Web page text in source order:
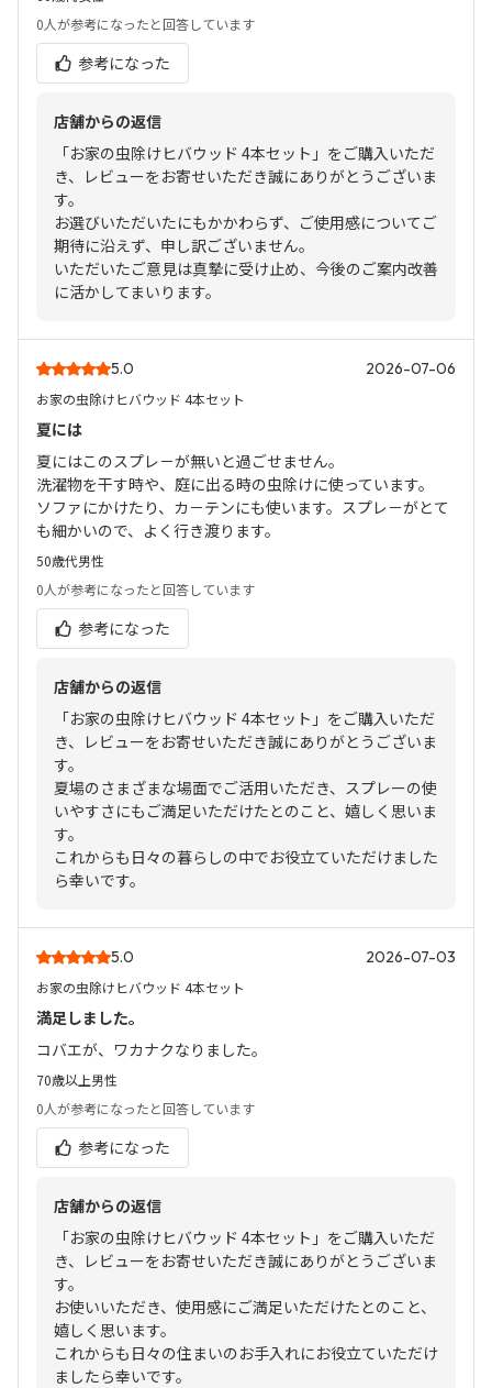
0人が参考になったと回答しています
参考になった
店舗からの返信
「お家の虫除けヒバウッド 4本セット」をご購入いただ
き、レビューをお寄せいただき誠にありがとうございま
す。
お選びいただいたにもかかわらず、ご使用感についてご
期待に沿えず、申し訳ございません。
いただいたご意見は真摯に受け止め、今後のご案内改善
に活かしてまいります。
5.0 2026-07-06
お家の虫除けヒバウッド 4本セット
夏には
夏にはこのスプレ－が無いと過ごせません。
洗濯物を干す時や、庭に出る時の虫除けに使っています。
ソファにかけたり、カ－テンにも使います。スプレ－がとて
も細かいので、よく行き渡ります。
50歳代男性
0人が参考になったと回答しています
参考になった
店舗からの返信
「お家の虫除けヒバウッド 4本セット」をご購入いただ
き、レビューをお寄せいただき誠にありがとうございま
す。
夏場のさまざまな場面でご活用いただき、スプレーの使
いやすさにもご満足いただけたとのこと、嬉しく思いま
す。
これからも日々の暮らしの中でお役立ていただけました
ら幸いです。
5.0 2026-07-03
お家の虫除けヒバウッド 4本セット
満足しました。
コバエが、ワカナクなりました。
70歳以上男性
0人が参考になったと回答しています
参考になった
店舗からの返信
「お家の虫除けヒバウッド 4本セット」をご購入いただ
き、レビューをお寄せいただき誠にありがとうございま
す。
お使いいただき、使用感にご満足いただけたとのこと、
嬉しく思います。
これからも日々の住まいのお手入れにお役立ていただけ
ましたら幸いです。